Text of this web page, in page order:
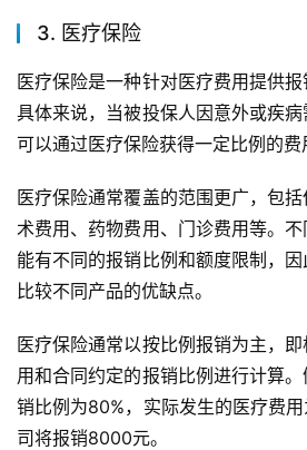
3. 医疗保险
医疗保险是一种针对医疗费用提供报
具体来说，当被投保人因意外或疾病
可以通过医疗保险获得一定比例的费
医疗保险通常覆盖的范围更广，包
术费用、药物费用、门诊费用等。
能有不同的报销比例和额度限制，
比较不同产品的优缺点。
医疗保险通常以按比例报销为主，
用和合同约定的报销比例进行计算
销比例为80%，实际发生的医疗费
司将报销8000元。